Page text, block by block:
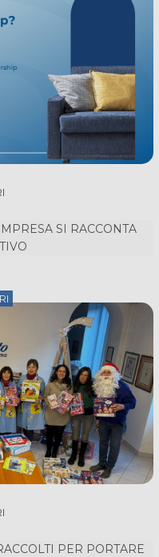
SI RACCONTA
PER PORTARE